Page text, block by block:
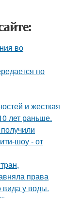
во
по
и жесткая
лет раньше.
шоу - от
права
у воды.